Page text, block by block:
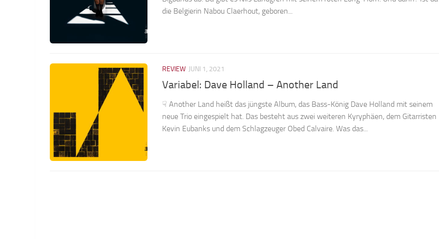
die Belgierin Nabou Claerhout, geboren...
REVIEW JUNI 1, 2021
Variabel: Dave Holland – Another Land
☟ Another Land heißt das jüngste Album, das Bass-König Dave Holland mit seinem
neue Trio eingespielt hat. Das besteht aus zwei weiteren Kyryphäen, dem Gitarristen
Kevin Eubanks und dem Schlagzeuger Obed Calvaire. Was das...